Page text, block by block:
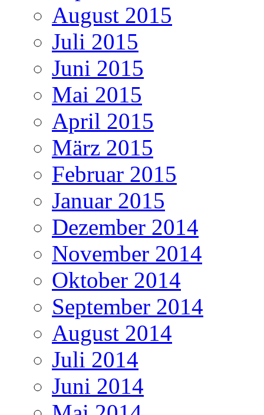
August 2015
Juli 2015
Juni 2015
Mai 2015
April 2015
März 2015
Februar 2015
Januar 2015
Dezember 2014
November 2014
Oktober 2014
September 2014
August 2014
Juli 2014
Juni 2014